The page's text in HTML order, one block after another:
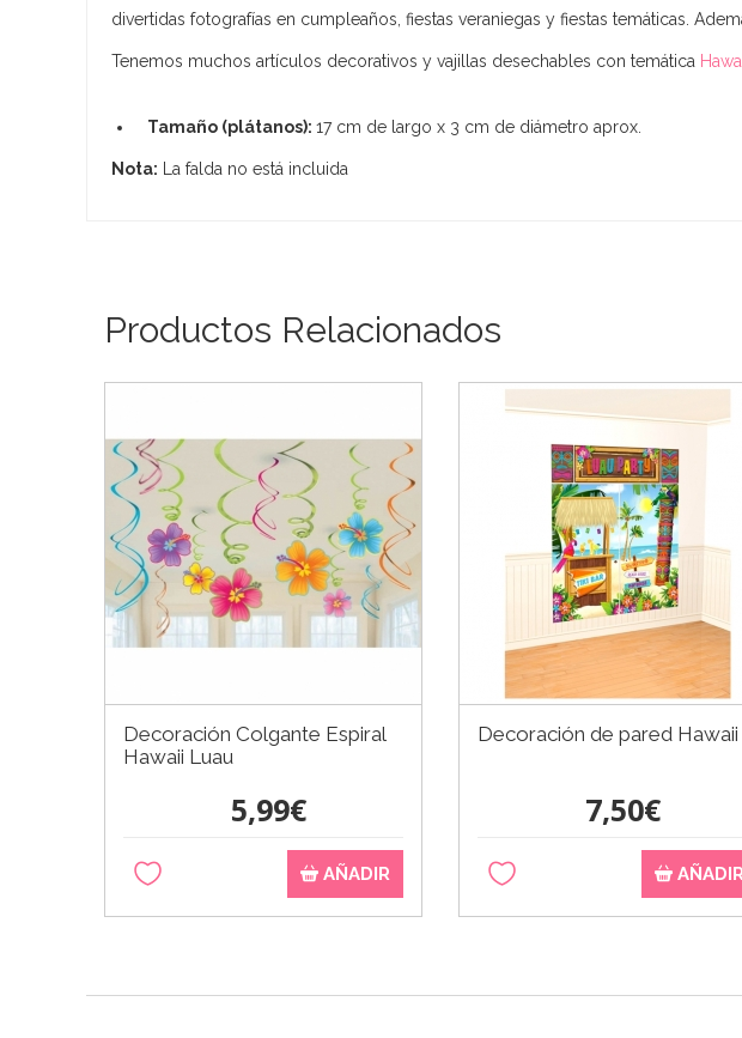
divertidas fotografías en cumpleaños, fiestas veraniegas y fiestas temáticas.
Tenemos muchos artículos decorativos y vajillas desechables con temática
Tamaño (plátanos): 17 cm de largo x 3 cm de diámetro aprox.
Nota: La falda no está incluida
Productos Relacionados
Decoración Colgante Espiral
Hawaii Luau
5,99€
AÑADIR
Decoración de pared Hawaii
7,50€